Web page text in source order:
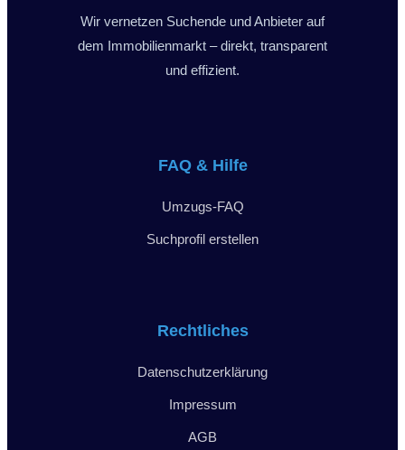
Wir vernetzen Suchende und Anbieter auf
dem Immobilienmarkt – direkt, transparent
und effizient.
FAQ & Hilfe
Umzugs-FAQ
Suchprofil erstellen
Rechtliches
Datenschutzerklärung
Impressum
AGB